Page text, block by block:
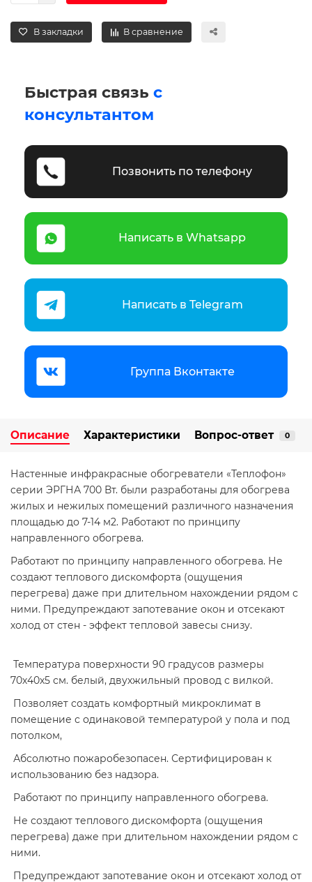
В закладки В сравнение
Быстрая связь с
консультантом
Позвонить по телефону
Написать в Whatsapp
Написать в Telegram
Группа Вконтакте
Описание Характеристики Вопрос-ответ 0
Настенные инфракрасные обогреватели «Теплофон»
cерии ЭРГНА 700 Вт. были разработаны для обогрева
жилых и нежилых помещений различного назначения
площадью до 7-14 м2. Работают по принципу
направленного обогрева.
Работают по принципу направленного обогрева. Не
создают теплового дискомфорта (ощущения
перегрева) даже при длительном нахождении рядом с
ними. Предупреждают запотевание окон и отсекают
холод от стен - эффект тепловой завесы снизу.
Температура поверхности 90 градусов размеры
70х40х5 см. белый, двухжильный провод с вилкой.
Позволяет создать комфортный микроклимат в
помещение с одинаковой температурой у пола и под
потолком,
Абсолютно пожаробезопасен. Сертифицирован к
использованию без надзора.
Работают по принципу направленного обогрева.
Не создают теплового дискомфорта (ощущения
перегрева) даже при длительном нахождении рядом с
ними.
Предупреждают запотевание окон и отсекают холод от